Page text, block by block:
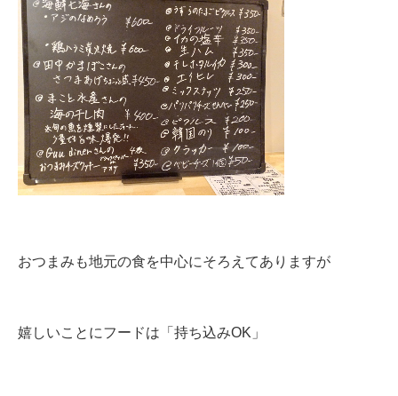
おつまみも地元の食を中心にそろえてありますが
嬉しいことにフードは「持ち込みOK」